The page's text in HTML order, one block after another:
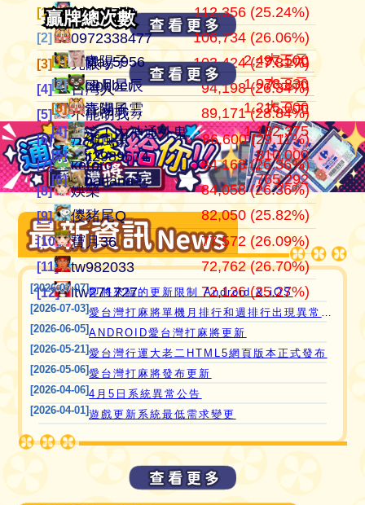
愛台灣打麻將🖥️📱適用於所有市面上大部分
瀏覽器(HTML5 遊戲)，免下載，免安裝，
現在立即點擊馬上玩😊❤️💕😘
[1] 江湖風雲 105,030,046
[2] 田寮阿寶 37,337,896
[3] 11060203 24,264,182
[4] ‘見好就收’ 21,544,199
[5] Apple0613 21,240,810
[6] it2989674 17,153,255
[7] i918472090 15,620,616
[8] 青陽子 11,206,995
[9] ONTARIO歐巴桑 11,200,201
[10] it2967408 9,816,324
[11] i757724391 9,626,106
[12] i339494808 8,437,147
[1] 07100710 112,356 (25.24%)
[2] 0972338477 106,734 (26.06%)
[3] 亮眼 103,424 (27.81%)
[4] 台灣人 94,198 (26.34%)
[5] 不能胡我ㄉ 89,171 (28.84%)
[6] 江湖風雲 86,600 (29.11%)
[7] keroro 84,163 (26.36%)
[8] 娛樂 84,058 (26.36%)
[9] 儍豬尾Q 82,050 (25.82%)
[10] 寶月36 77,572 (26.09%)
[11] tw982033 72,762 (26.70%)
[12] itw271727 72,126 (25.27%)
總牌局
總牌局
[1] 07100710 445,114
[2] 0972338477 409,517
[3] 亮眼 371,859
[4] 台灣人 357,646
[5] keroro 319,268
[6] 娛樂 318,940
[7] 儍豬尾Q 317,807
[8] 不能胡我ㄉ 309,235
[9] 江湖風雲 297,533
[10] 寶月36 297,296
[11] itw271727 285,467
[12] Ｆanny 276,359
[1] 青陽子 2,497,500
[2] clobber 1,978,830
[3] 江湖風雲 1,215,000
[4] 滾！內神通外鬼坐斃A賽金1,182,375
[5] it2989674 810,000
[6] banana毛 765,292
[1] May5956 大三元
[2] 曰月星辰 大三元
[3] 青陽子 大三元
[2026-07-07]即將來臨的更新限制 Android & iOS
[2026-07-03]
[2026-06-05]ANDROID愛台灣打麻將更新
[2026-05-21]愛台灣行運大老二HTML5網頁版本正式發布
[2026-05-06]愛台灣打麻將發布更新
[2026-04-06]4月5日系統異常公告
[2026-04-01]遊戲更新系統最低需求變更